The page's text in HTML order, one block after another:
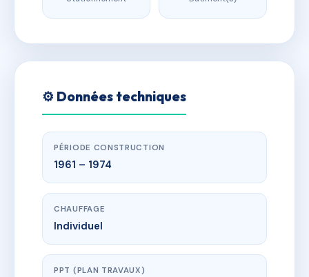
⚙️ Données techniques
PÉRIODE CONSTRUCTION
1961 – 1974
CHAUFFAGE
Individuel
PPT (PLAN TRAVAUX)